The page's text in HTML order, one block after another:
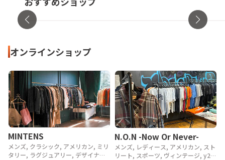
東京都・渋谷区
オンラインショップ
MINTENS
メンズ, クラシック, アメリカン, ミリ
タリー, ラグジュアリー, デザイナー,
N.O.N -Now Or Never-
メンズ, レディース, アメリカン, スト
リート, スポーツ, ヴィンテージ, y2k,